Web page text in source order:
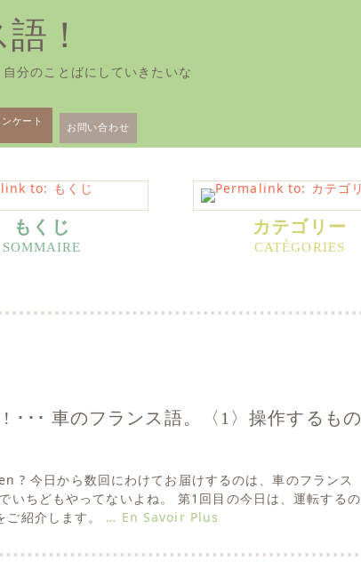
！
分のことばにしていきたいな
ケート お問い合わせ
もくじ カテゴリー
･･･ 車のフランス語。〈1〉操作するもの
今日から数回にわけてお届けするのは、車のフランス
いちどもやってないよね。 第1回目の今日は、運転するの
ご紹介します。 … En Savoir Plus